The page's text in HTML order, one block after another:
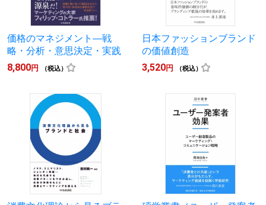
価格のマネジメント―戦
略・分析・意思決定・実践
8,800円 （税込）
日本ファッションブランド
の価値創造
3,520円 （税込）